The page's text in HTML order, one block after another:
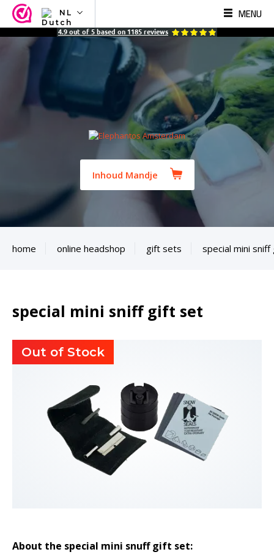
NL
NL
ES
MENU
4.9 out of 5 based on 1185 reviews
Inhoud Mandje
home online headshop gift sets special mini
special mini sniff gift set
Out of Stock
About the special mini snuff gift set: